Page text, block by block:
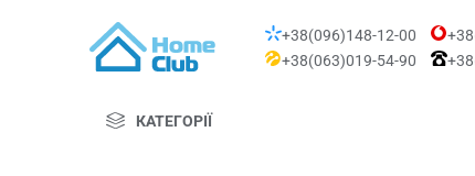
+38(096)148-12-00
+38(063)019-54-90
КАТЕГОРІЇ